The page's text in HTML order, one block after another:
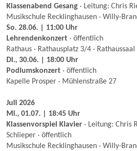
Klassenabend Gesang · Leitung: Chris
Musikschule Recklinghausen · Willy-
So. 28.06. | 11:00 Uhr
Lehrendenkonzert · öffentlich
Rathaus · Rathausplatz 3/4 · Rathaussaal
Di., 30.06. | 18:00 Uhr
Podiumskonzert · öffentlich
Kapelle Prosper · Mühlenstraße 27
Juli 2026
Mi., 01.07. | 18:45 Uhr
Klassenvorspiel Klavier · Leitung: Chris
Schlieper · öffentlich
Musikschule Recklinghausen · Willy-